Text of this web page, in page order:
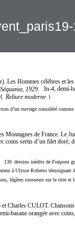
Les Hommes célèbres et
1929.
In-4, demi-
Reliure moderne )
d’un ouvrage considéré comme
de France. Le
coins sertis d’un filet doré,
130 dessins inédits de Fraipont
à Ulysse Roberto témoignant
légères rousseurs sur le titre
Charles CULOT.
basane orangée avec